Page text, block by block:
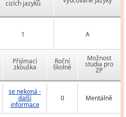
cizích jazyků
1 A
Přijímací
zkouška
Roční
školné
Možnost
studia pro
ZP
se nekoná -
další
informace
0 Mentálně